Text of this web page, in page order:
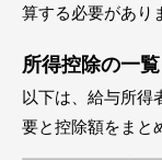
算する必要があり
所得控除の一覧
以下は、給与所得
要と控除額をまと